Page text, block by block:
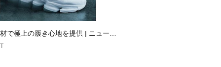
で極上の履き心地を提供 | ニューバ